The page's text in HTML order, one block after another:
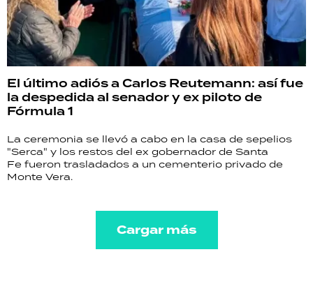
El último adiós a Carlos Reutemann: así fue
la despedida al senador y ex piloto de
Fórmula 1
La ceremonia se llevó a cabo en la casa de sepelios
"Serca" y los restos del ex gobernador de Santa
Fe fueron trasladados a un cementerio privado de
Monte Vera.
Cargar más